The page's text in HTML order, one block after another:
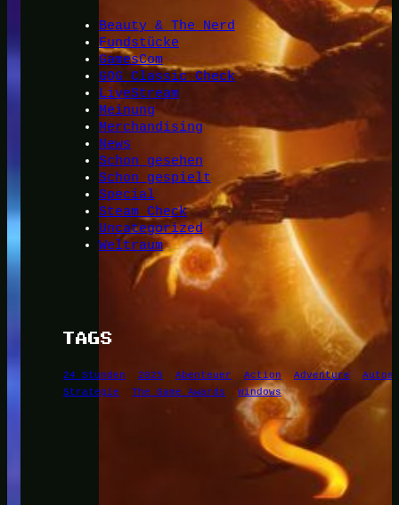
Beauty & The Nerd
Fundstücke
GamesCom
GOG Classic Check
LiveStream
Meinung
Merchandising
News
Schon gesehen
Schon gespielt
Special
Steam Check
Uncategorized
Weltraum
TAGS
24 Stunden 2025 Abenteuer Action Adventure
Autos
Strategie
The Game Awards Windows